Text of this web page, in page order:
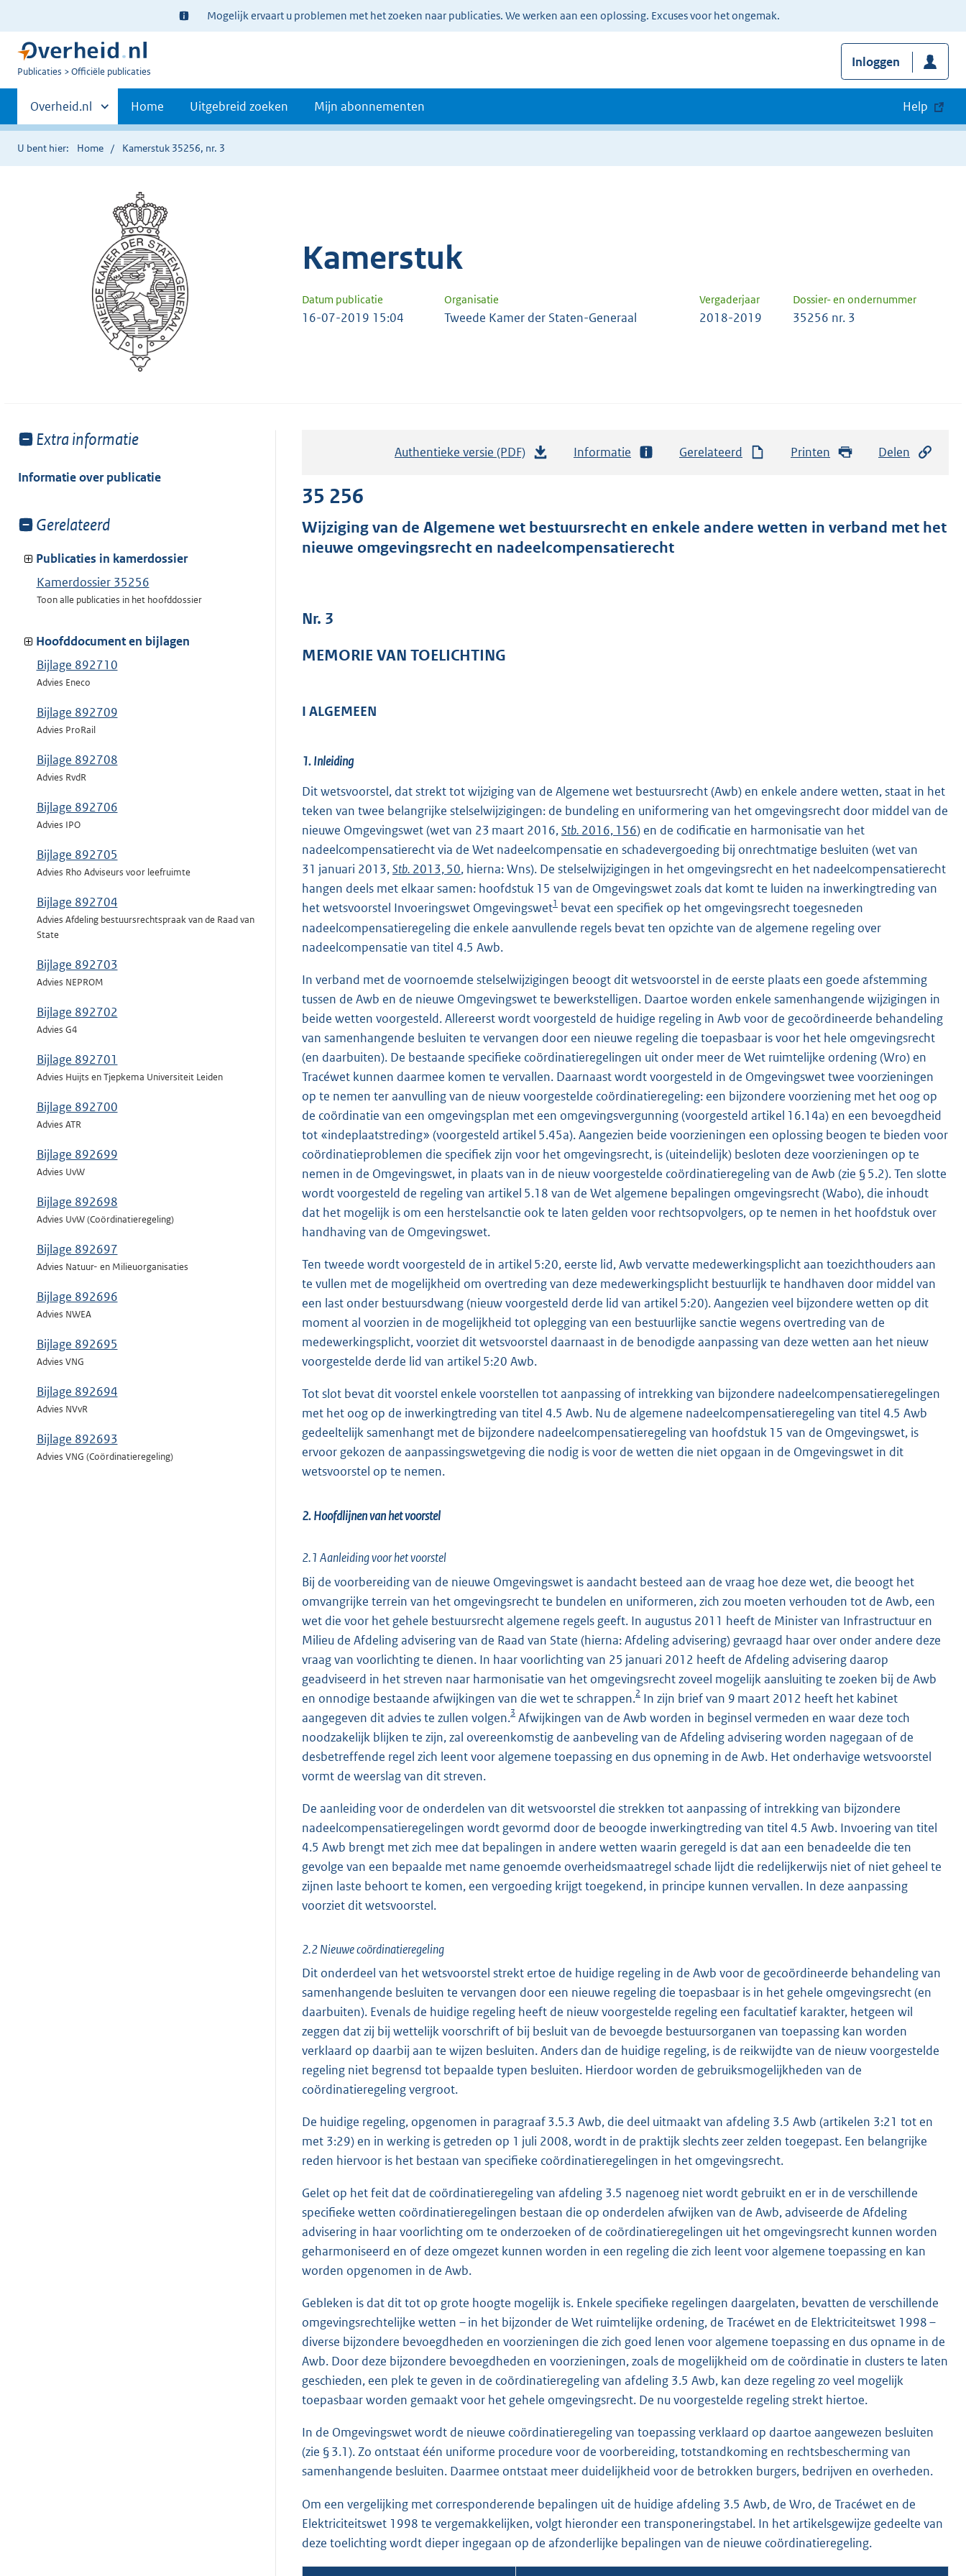
Ter
informatie:
Mogelijk ervaart u problemen met het zoeken naar publicaties. We werken aan een oplossing. Excuses voor het ongemak.
U
Publicaties Officiële publicaties
Inloggen
Primaire
navigatie
Andere
sites
binnen
Overheid.nl Home Uitgebreid zoeken Mijn abonnementen Help
U bent hier: Home Kamerstuk 35256, nr. 3
Kamerstuk
Datum publicatie Organisatie Vergaderjaar Dossier- en ondernummer
16-07-2019 15:04 Tweede Kamer der Staten-Generaal 2018-2019 35256 nr. 3
Toon
van:
Extra informatie
Informatie over publicatie
Toon
van:
Gerelateerd
Publicaties in kamerdossier
Kamerdossier 35256
Toon alle publicaties in het hoofddossier
Hoofddocument en bijlagen
Bijlage 892710
Advies Eneco
Bijlage 892709
Advies ProRail
Bijlage 892708
Advies RvdR
Bijlage 892706
Advies IPO
Bijlage 892705
Advies Rho Adviseurs voor leefruimte
Bijlage 892704
Advies Afdeling bestuursrechtspraak van de Raad van
State
Bijlage 892703
Advies NEPROM
Bijlage 892702
Advies G4
Bijlage 892701
Advies Huijts en Tjepkema Universiteit Leiden
Bijlage 892700
Advies ATR
Bijlage 892699
Advies UvW
Bijlage 892698
Advies UvW (Coördinatieregeling)
Bijlage 892697
Advies Natuur- en Milieuorganisaties
Bijlage 892696
Advies NWEA
Bijlage 892695
Advies VNG
Bijlage 892694
Advies NVvR
Bijlage 892693
Advies VNG (Coördinatieregeling)
Authentieke versie (PDF)
a
n
K
Informatie Gerelateerd Printen Delen
35 256
Wijziging van de Algemene wet bestuursrecht en enkele andere wetten in verband met het
nieuwe omgevingsrecht en nadeelcompensatierecht
Nr. 3
MEMORIE VAN TOELICHTING
I ALGEMEEN
1. Inleiding
Dit wetsvoorstel, dat strekt tot wijziging van de Algemene wet bestuursrecht (Awb) en enkele andere wetten, staat in het
teken van twee belangrijke stelselwijzigingen: de bundeling en uniformering van het omgevingsrecht door middel van de
nieuwe Omgevingswet (wet van 23 maart 2016,Stb. 2016, 156) en de codificatie en harmonisatie van het
nadeelcompensatierecht via de Wet nadeelcompensatie en schadevergoeding bij onrechtmatige besluiten (wet van
31 januari 2013,Stb. 2013, 50, hierna: Wns). De stelselwijzigingen in het omgevingsrecht en het nadeelcompensatierecht
hangen deels met elkaar samen: hoofdstuk 15 van de Omgevingswet zoals dat komt te luiden na inwerkingtreding van
het wetsvoorstel Invoeringswet Omgevingswet1 bevat een specifiek op het omgevingsrecht toegesneden
nadeelcompensatieregeling die enkele aanvullende regels bevat ten opzichte van de algemene regeling over
nadeelcompensatie van titel 4.5 Awb.
In verband met de voornoemde stelselwijzigingen beoogt dit wetsvoorstel in de eerste plaats een goede afstemming
tussen de Awb en de nieuwe Omgevingswet te bewerkstelligen. Daartoe worden enkele samenhangende wijzigingen in
beide wetten voorgesteld. Allereerst wordt voorgesteld de huidige regeling in Awb voor de gecoördineerde behandeling
van samenhangende besluiten te vervangen door een nieuwe regeling die toepasbaar is voor het hele omgevingsrecht
(en daarbuiten). De bestaande specifieke coördinatieregelingen uit onder meer de Wet ruimtelijke ordening (Wro) en
Tracéwet kunnen daarmee komen te vervallen. Daarnaast wordt voorgesteld in de Omgevingswet twee voorzieningen
op te nemen ter aanvulling van de nieuw voorgestelde coördinatieregeling: een bijzondere voorziening met het oog op
de coördinatie van een omgevingsplan met een omgevingsvergunning (voorgesteld artikel 16.14a) en een bevoegdheid
tot «indeplaatstreding» (voorgesteld artikel 5.45a). Aangezien beide voorzieningen een oplossing beogen te bieden voor
coördinatieproblemen die specifiek zijn voor het omgevingsrecht, is (uiteindelijk) besloten deze voorzieningen op te
nemen in de Omgevingswet, in plaats van in de nieuw voorgestelde coördinatieregeling van de Awb (zie § 5.2). Ten slotte
wordt voorgesteld de regeling van artikel 5.18 van de Wet algemene bepalingen omgevingsrecht (Wabo), die inhoudt
dat het mogelijk is om een herstelsanctie ook te laten gelden voor rechtsopvolgers, op te nemen in het hoofdstuk over
handhaving van de Omgevingswet.
Ten tweede wordt voorgesteld de in artikel 5:20, eerste lid, Awb vervatte medewerkingsplicht aan toezichthouders aan
te vullen met de mogelijkheid om overtreding van deze medewerkingsplicht bestuurlijk te handhaven door middel van
een last onder bestuursdwang (nieuw voorgesteld derde lid van artikel 5:20). Aangezien veel bijzondere wetten op dit
moment al voorzien in de mogelijkheid tot oplegging van een bestuurlijke sanctie wegens overtreding van de
medewerkingsplicht, voorziet dit wetsvoorstel daarnaast in de benodigde aanpassing van deze wetten aan het nieuw
voorgestelde derde lid van artikel 5:20 Awb.
Tot slot bevat dit voorstel enkele voorstellen tot aanpassing of intrekking van bijzondere nadeelcompensatieregelingen
met het oog op de inwerkingtreding van titel 4.5 Awb. Nu de algemene nadeelcompensatieregeling van titel 4.5 Awb
gedeeltelijk samenhangt met de bijzondere nadeelcompensatieregeling van hoofdstuk 15 van de Omgevingswet, is
ervoor gekozen de aanpassingswetgeving die nodig is voor de wetten die niet opgaan in de Omgevingswet in dit
wetsvoorstel op te nemen.
2. Hoofdlijnen van het voorstel
2.1 Aanleiding voor het voorstel
Bij de voorbereiding van de nieuwe Omgevingswet is aandacht besteed aan de vraag hoe deze wet, die beoogt het
omvangrijke terrein van het omgevingsrecht te bundelen en uniformeren, zich zou moeten verhouden tot de Awb, een
wet die voor het gehele bestuursrecht algemene regels geeft. In augustus 2011 heeft de Minister van Infrastructuur en
Milieu de Afdeling advisering van de Raad van State (hierna: Afdeling advisering) gevraagd haar over onder andere deze
vraag van voorlichting te dienen. In haar voorlichting van 25 januari 2012 heeft de Afdeling advisering daarop
geadviseerd in het streven naar harmonisatie van het omgevingsrecht zoveel mogelijk aansluiting te zoeken bij de Awb
en onnodige bestaande afwijkingen van die wet te schrappen.2 In zijn brief van 9 maart 2012 heeft het kabinet
aangegeven dit advies te zullen volgen.3 Afwijkingen van de Awb worden in beginsel vermeden en waar deze toch
noodzakelijk blijken te zijn, zal overeenkomstig de aanbeveling van de Afdeling advisering worden nagegaan of de
desbetreffende regel zich leent voor algemene toepassing en dus opneming in de Awb. Het onderhavige wetsvoorstel
vormt de weerslag van dit streven.
De aanleiding voor de onderdelen van dit wetsvoorstel die strekken tot aanpassing of intrekking van bijzondere
nadeelcompensatieregelingen wordt gevormd door de beoogde inwerkingtreding van titel 4.5 Awb. Invoering van titel
4.5 Awb brengt met zich mee dat bepalingen in andere wetten waarin geregeld is dat aan een benadeelde die ten
gevolge van een bepaalde met name genoemde overheidsmaatregel schade lijdt die redelijkerwijs niet of niet geheel te
zijnen laste behoort te komen, een vergoeding krijgt toegekend, in principe kunnen vervallen. In deze aanpassing
voorziet dit wetsvoorstel.
2.2 Nieuwe coördinatieregeling
Dit onderdeel van het wetsvoorstel strekt ertoe de huidige regeling in de Awb voor de gecoördineerde behandeling van
samenhangende besluiten te vervangen door een nieuwe regeling die toepasbaar is in het gehele omgevingsrecht (en
daarbuiten). Evenals de huidige regeling heeft de nieuw voorgestelde regeling een facultatief karakter, hetgeen wil
zeggen dat zij bij wettelijk voorschrift of bij besluit van de bevoegde bestuursorganen van toepassing kan worden
verklaard op daarbij aan te wijzen besluiten. Anders dan de huidige regeling, is de reikwijdte van de nieuw voorgestelde
regeling niet begrensd tot bepaalde typen besluiten. Hierdoor worden de gebruiksmogelijkheden van de
coördinatieregeling vergroot.
De huidige regeling, opgenomen in paragraaf 3.5.3 Awb, die deel uitmaakt van afdeling 3.5 Awb (artikelen 3:21 tot en
met 3:29) en in werking is getreden op 1 juli 2008, wordt in de praktijk slechts zeer zelden toegepast. Een belangrijke
reden hiervoor is het bestaan van specifieke coördinatieregelingen in het omgevingsrecht.
Gelet op het feit dat de coördinatieregeling van afdeling 3.5 nagenoeg niet wordt gebruikt en er in de verschillende
specifieke wetten coördinatieregelingen bestaan die op onderdelen afwijken van de Awb, adviseerde de Afdeling
advisering in haar voorlichting om te onderzoeken of de coördinatieregelingen uit het omgevingsrecht kunnen worden
geharmoniseerd en of deze omgezet kunnen worden in een regeling die zich leent voor algemene toepassing en kan
worden opgenomen in de Awb.
Gebleken is dat dit tot op grote hoogte mogelijk is. Enkele specifieke regelingen daargelaten, bevatten de verschillende
omgevingsrechtelijke wetten – in het bijzonder de Wet ruimtelijke ordening, de Tracéwet en de Elektriciteitswet 1998 –
diverse bijzondere bevoegdheden en voorzieningen die zich goed lenen voor algemene toepassing en dus opname in de
Awb. Door deze bijzondere bevoegdheden en voorzieningen, zoals de mogelijkheid om de coördinatie in clusters te laten
geschieden, een plek te geven in de coördinatieregeling van afdeling 3.5 Awb, kan deze regeling zo veel mogelijk
toepasbaar worden gemaakt voor het gehele omgevingsrecht. De nu voorgestelde regeling strekt hiertoe.
In de Omgevingswet wordt de nieuwe coördinatieregeling van toepassing verklaard op daartoe aangewezen besluiten
(zie § 3.1). Zo ontstaat één uniforme procedure voor de voorbereiding, totstandkoming en rechtsbescherming van
samenhangende besluiten. Daarmee ontstaat meer duidelijkheid voor de betrokken burgers, bedrijven en overheden.
Om een vergelijking met corresponderende bepalingen uit de huidige afdeling 3.5 Awb, de Wro, de Tracéwet en de
Elektriciteitswet 1998 te vergemakkelijken, volgt hieronder een transponeringstabel. In het artikelsgewijze gedeelte van
deze toelichting wordt dieper ingegaan op de afzonderlijke bepalingen van de nieuwe coördinatieregeling.